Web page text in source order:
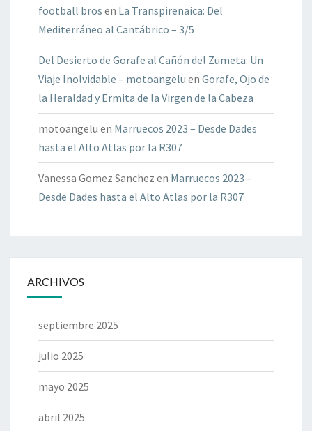
football bros en La Transpirenaica: Del
Mediterráneo al Cantábrico – 3/5
Del Desierto de Gorafe al Cañón del Zumeta: Un
Viaje Inolvidable – motoangelu en Gorafe, Ojo de
la Heraldad y Ermita de la Virgen de la Cabeza
motoangelu en Marruecos 2023 – Desde Dades
hasta el Alto Atlas por la R307
Vanessa Gomez Sanchez en Marruecos 2023 –
Desde Dades hasta el Alto Atlas por la R307
ARCHIVOS
septiembre 2025
julio 2025
mayo 2025
abril 2025